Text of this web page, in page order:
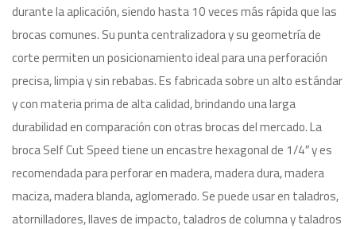
durante la aplicación, siendo hasta 10 veces más rápida que las
brocas comunes. Su punta centralizadora y su geometría de
corte permiten un posicionamiento ideal para una perforación
precisa, limpia y sin rebabas. Es fabricada sobre un alto estándar
y con materia prima de alta calidad, brindando una larga
durabilidad en comparación con otras brocas del mercado. La
broca Self Cut Speed tiene un encastre hexagonal de 1/4″ y es
recomendada para perforar en madera, madera dura, madera
maciza, madera blanda, aglomerado. Se puede usar en taladros,
atornilladores, llaves de impacto, taladros de columna y taladros